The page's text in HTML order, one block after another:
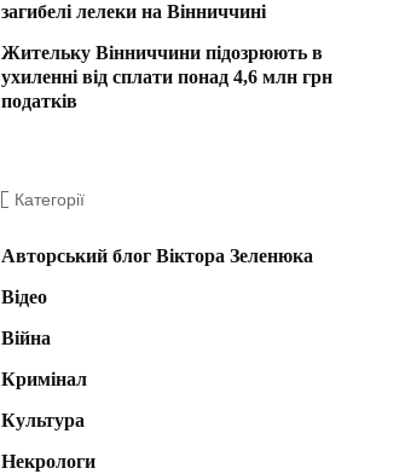
загибелі лелеки на Вінниччині
Жительку Вінниччини підозрюють в
ухиленні від сплати понад 4,6 млн грн
податків
Категорії
Авторський блог Віктора Зеленюка
Відео
Війна
Кримінал
Культура
Некрологи